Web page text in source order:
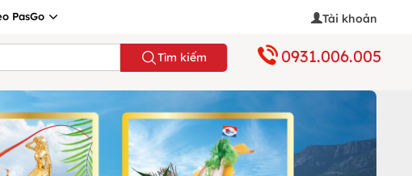
PasGo Tài khoản
Tìm kiếm 0931.006.005